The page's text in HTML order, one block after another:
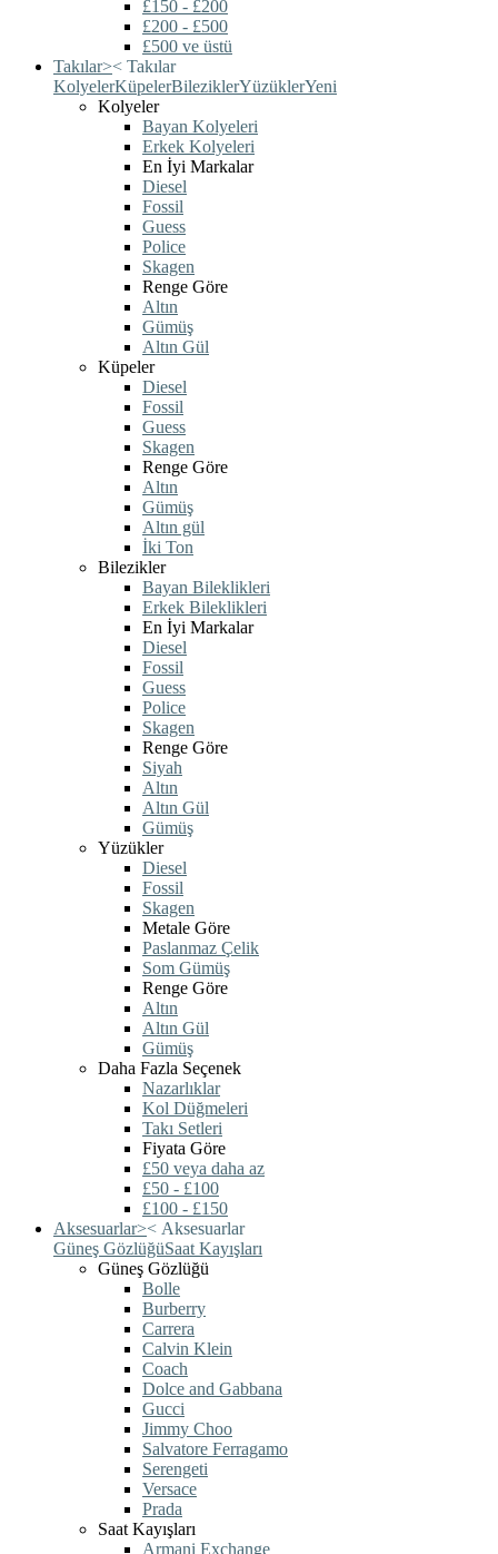
£150 - £200
£200 - £500
£500 ve üstü
Takılar>< Takılar
KolyelerKüpelerBileziklerYüzüklerYeni
Kolyeler
Bayan Kolyeleri
Erkek Kolyeleri
En İyi Markalar
Diesel
Fossil
Guess
Police
Skagen
Renge Göre
Altın
Gümüş
Altın Gül
Küpeler
Diesel
Fossil
Guess
Skagen
Renge Göre
Altın
Gümüş
Altın gül
İki Ton
Bilezikler
Bayan Bileklikleri
Erkek Bileklikleri
En İyi Markalar
Diesel
Fossil
Guess
Police
Skagen
Renge Göre
Siyah
Altın
Altın Gül
Gümüş
Yüzükler
Diesel
Fossil
Skagen
Metale Göre
Paslanmaz Çelik
Som Gümüş
Renge Göre
Altın
Altın Gül
Gümüş
Daha Fazla Seçenek
Nazarlıklar
Kol Düğmeleri
Takı Setleri
Fiyata Göre
£50 veya daha az
£50 - £100
£100 - £150
Aksesuarlar>< Aksesuarlar
Güneş GözlüğüSaat Kayışları
Güneş Gözlüğü
Bolle
Burberry
Carrera
Calvin Klein
Coach
Dolce and Gabbana
Gucci
Jimmy Choo
Salvatore Ferragamo
Serengeti
Versace
Prada
Saat Kayışları
Armani Exchange